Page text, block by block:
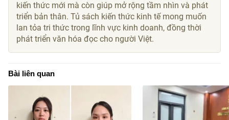
kiến thức mới mà còn giúp mở rộng tầm nhìn và phát
triển bản thân. Tủ sách kiến thức kinh tế mong muốn
lan tỏa tri thức trong lĩnh vực kinh doanh, đồng thời
phát triển văn hóa đọc cho người Việt.
Bài liên quan